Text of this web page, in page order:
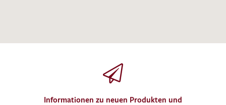
Informationen zu neuen Produkten und